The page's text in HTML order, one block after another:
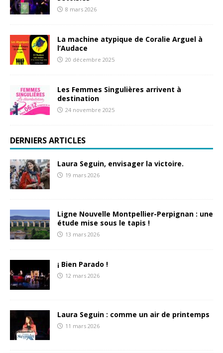
8 mars 2026
La machine atypique de Coralie Arguel à
l’Audace
20 décembre 2025
Les Femmes Singulières arrivent à
destination
24 novembre 2025
DERNIERS ARTICLES
Laura Seguin, envisager la victoire.
19 mars 2026
Ligne Nouvelle Montpellier-Perpignan : une
étude mise sous le tapis !
13 mars 2026
¡ Bien Parado !
12 mars 2026
Laura Seguin : comme un air de printemps
11 mars 2026